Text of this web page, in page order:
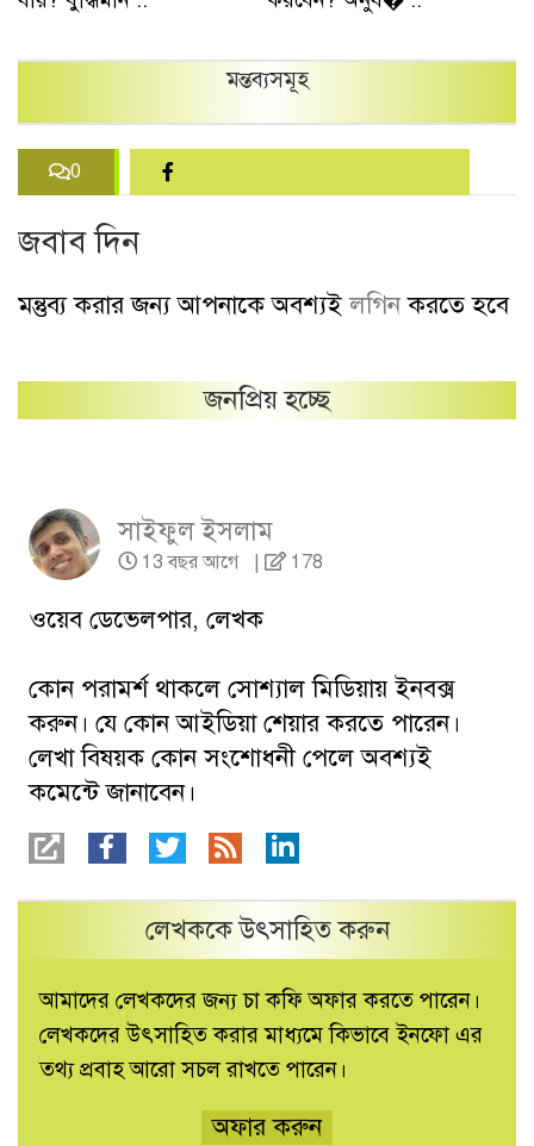
মন্তব্যসমূহ
0
জবাব দিন
মন্তুব্য করার জন্য আপনাকে অবশ্যইলগিনকরতে হবে
জনপ্রিয় হচ্ছে
সাইফুল ইসলাম
13 বছর আগে | 178
ওয়েব ডেভেলপার, লেখক
কোন পরামর্শ থাকলে সোশ্যাল মিডিয়ায় ইনবক্স
করুন। যে কোন আইডিয়া শেয়ার করতে পারেন।
লেখা বিষয়ক কোন সংশোধনী পেলে অবশ্যই
কমেন্টে জানাবেন।
লেখককে উৎসাহিত করুন
আমাদের লেখকদের জন্য চা কফি অফার করতে পারেন।
লেখকদের উৎসাহিত করার মাধ্যমে কিভাবে ইনফো এর
তথ্য প্রবাহ আরো সচল রাখতে পারেন।
অফার করুন